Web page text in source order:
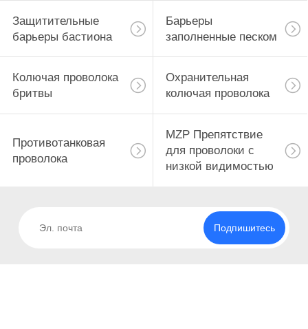
Защитительные
барьеры бастиона
Барьеры
заполненные песком
Колючая проволока
бритвы
Охранительная
колючая проволока
Противотанковая
проволока
MZP Препятствие
для проволоки с
низкой видимостью
Подпишитесь